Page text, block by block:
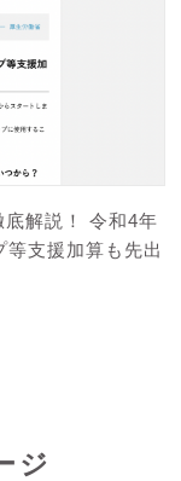
底解説！ 令和4年
支援加算も先出
ジ